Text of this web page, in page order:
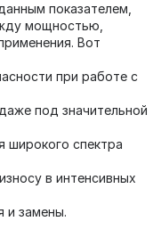
показателем,
мощностью,
Вот
при работе с
под значительной
спектра
в интенсивных
и замены.